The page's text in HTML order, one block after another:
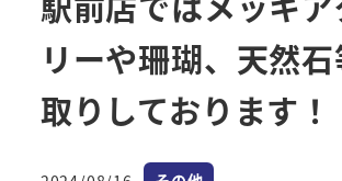
リーや珊瑚、天然
取りしております！